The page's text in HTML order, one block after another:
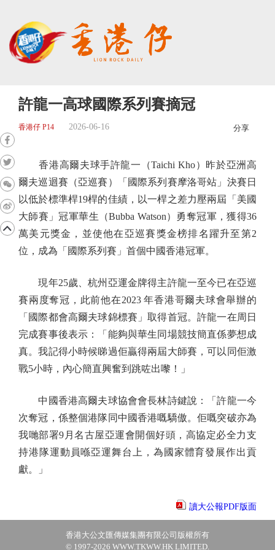
許龍一高球國際系列賽摘冠
香港仔 P14 2026-06-16 分享
香港高爾夫球手許龍一（Taichi Kho）昨於亞洲高
爾夫巡迴賽（亞巡賽）「國際系列賽摩洛哥站」決賽日
以低於標準桿19桿的佳績，以一桿之差力壓兩屆「美國
大師賽」冠軍華生（Bubba Watson）勇奪冠軍，獲得36
萬美元獎金，並使他在亞巡賽獎金榜排名躍升至第2
位，成為「國際系列賽」首個中國香港冠軍。
現年25歲、杭州亞運金牌得主許龍一至今已在亞巡
賽兩度奪冠，此前他在2023 年香港哥爾夫球會舉辦的
「國際都會高爾夫球錦標賽」取得首冠。許龍一在周日
完成賽事後表示：「能夠與華生同場競技簡直係夢想成
真。我記得小時候睇過佢贏得兩屆大師賽，可以同佢激
戰5小時，內心簡直興奮到跳咗出嚟！」
中國香港高爾夫球協會會長林詩鍵說：「許龍一今
次奪冠，係整個港隊同中國香港嘅驕傲。佢嘅突破亦為
我哋部署9月名古屋亞運會開個好頭，高協定必全力支
持港隊運動員喺亞運舞台上，為國家體育發展作出貢
獻。」
讀大公報PDF版面
香港大公文匯傳媒集團有限公司版權所有
© 1997-2026 WWW.TKWW.HK LIMITED.